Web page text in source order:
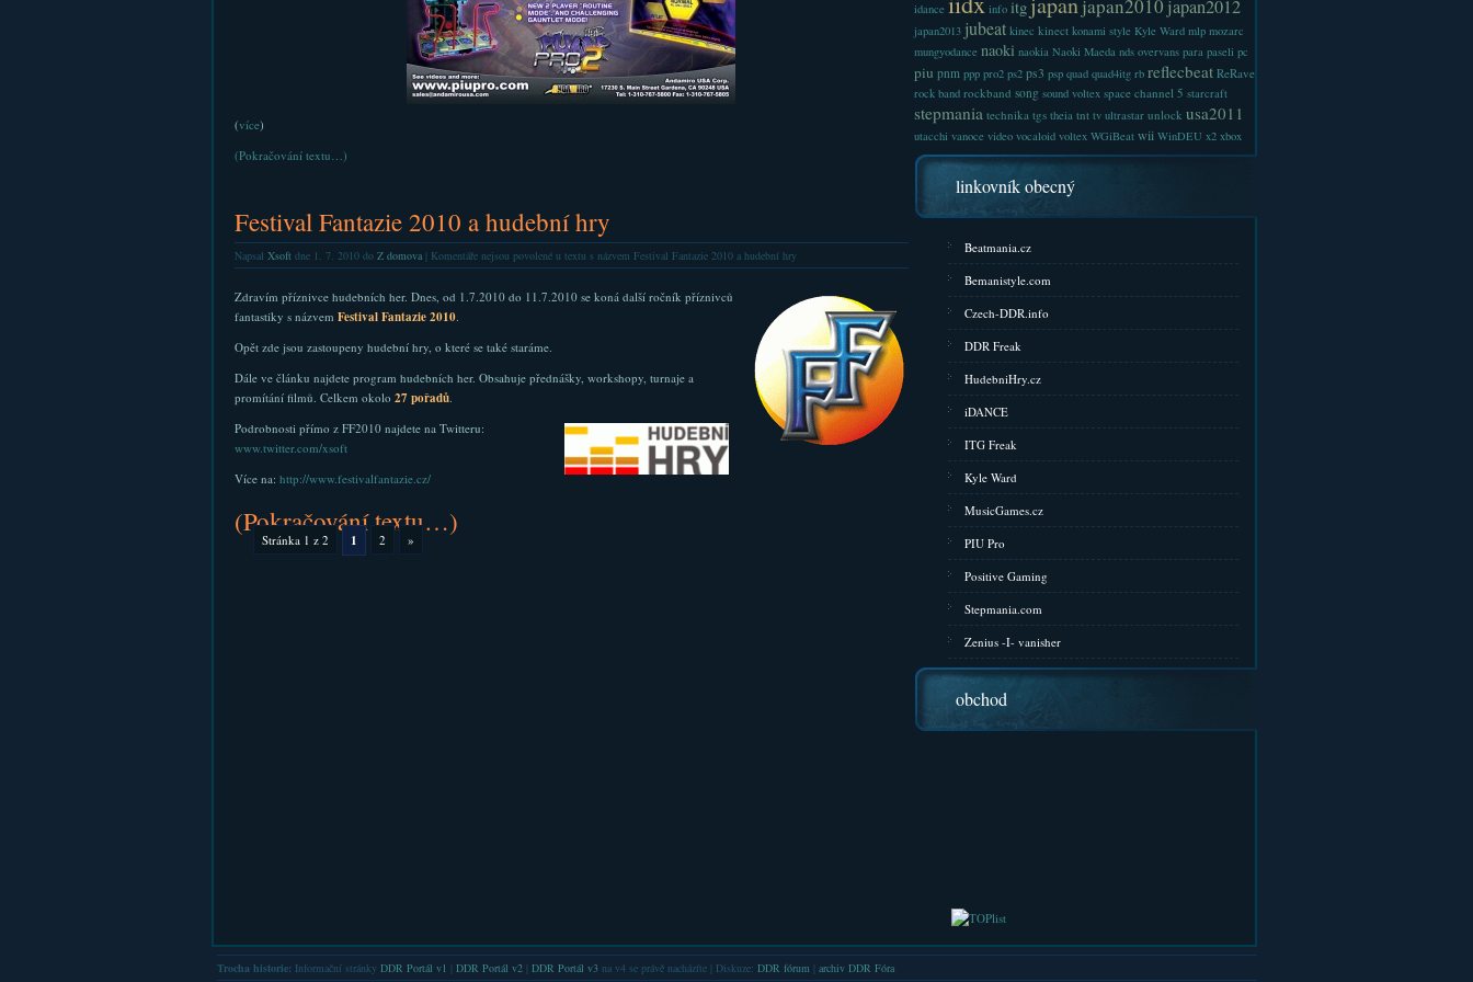
(více)
(Pokračování textu…)
Festival Fantazie 2010 a hudební hry
Napsal Xsoftdne 1. 7. 2010 do Z domova| Komentáře nejsou povolenéu textu s názvem Festival Fantazie 2010 a hudební hry
Zdravím příznivce hudebních her. Dnes, od 1.7.2010 do 11.7.2010 se koná další ročník příznivců
fantastiky s názvem Festival Fantazie 2010.
Opět zde jsou zastoupeny hudební hry, o které se také staráme.
Dále ve článku najdete program hudebních her. Obsahuje přednášky, workshopy, turnaje a
promítání filmů. Celkem okolo 27 pořadů.
Podrobnosti přímo z FF2010 najdete na Twitteru:
www.twitter.com/xsoft
Více na: http://www.festivalfantazie.cz/
(Pokračování textu…)
Stránka 1 z 2 1 2 »
idance
info itg japan2010 japan2012
japan2013 jubeat kinec kinect konami style Kyle Ward mlp mozarc
mungyodance naoki naokia Naoki Maeda nds overvans para paseli pc
piu pnm ppp pro2 ps2 ps3 psp quad quad4itg rb reflecbeat ReRave
rock band rockband song sound voltex space channel 5 starcraft
stepmania technika tgs theia tnt tv ultrastar unlock usa2011
utacchi vanoce video vocaloid voltex WGiBeat wii WinDEU x2 xbox
linkovník obecný
Beatmania.cz
Bemanistyle.com
Czech-DDR.info
DDR Freak
HudebniHry.cz
iDANCE
ITG Freak
Kyle Ward
MusicGames.cz
PIU Pro
Positive Gaming
Stepmania.com
Zenius -I- vanisher
obchod
Trocha historie: Informační stránky DDR Portál v1 DDR Portál v2| DDR Portál v3na v4 se právě nacházíte | Diskuze: DDR fórum archiv DDR Fóra